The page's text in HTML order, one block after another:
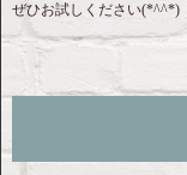
ぜひお試しください(*^^*)